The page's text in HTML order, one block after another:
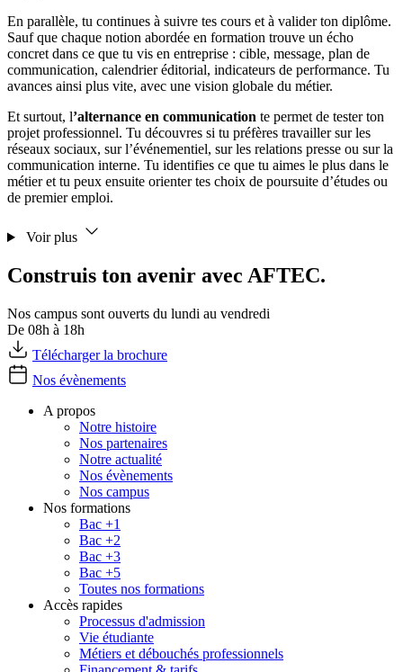
En parallèle, tu continues à suivre tes cours et à valider ton diplôme.
Sauf que chaque notion abordée en formation trouve un écho
concret dans ce que tu vis en entreprise : cible, message, plan de
communication, calendrier éditorial, indicateurs de performance. Tu
avances ainsi plus vite, avec une vision globale du métier.
Et surtout, l’alternance en communication te permet de tester ton
projet professionnel. Tu découvres si tu préfères travailler sur les
réseaux sociaux, sur l’événementiel, sur les relations presse ou sur la
communication interne. Tu identifies ce que tu aimes le plus dans le
métier et tu peux ensuite orienter tes choix de poursuite d’études ou
de premier emploi.
Voir plus
Construis ton avenir avec AFTEC.
Nos campus sont ouverts du lundi au vendredi
De 08h à 18h
Télécharger la brochure
Nos évènements
A propos
Notre histoire
Nos partenaires
Notre actualité
Nos évènements
Nos campus
Nos formations
Bac +1
Bac +2
Bac +3
Bac +5
Toutes nos formations
Accès rapides
Processus d'admission
Vie étudiante
Métiers et débouchés professionnels